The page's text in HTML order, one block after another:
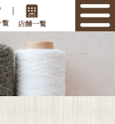
｜